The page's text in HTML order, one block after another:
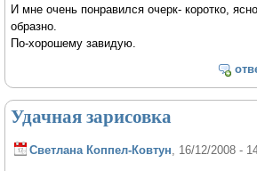
И мне очень понравился очерк- коротко,
образно.
По-хорошему завидую.
Удачная зарисовка
Светлана Коппел-Ковтун, 16/12/2008 -